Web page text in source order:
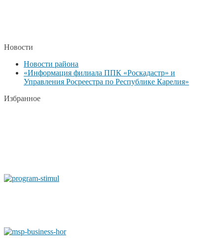
Новости
Новости района
«Информация филиала ППК «Роскадастр» и
Управления Росреестра по Республике Карелия»
Избранное